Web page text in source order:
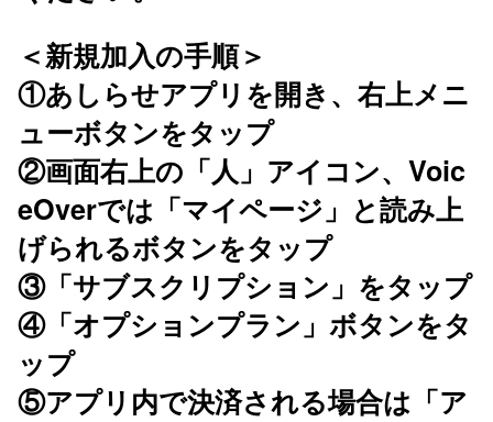
＜新規加入の手順＞
①あしらせアプリを開き、右上メニ
ューボタンをタップ
②画面右上の「人」アイコン、Voic
eOverでは「マイページ」と読み上
げられるボタンをタップ
③「サブスクリプション」をタップ
④「オプションプラン」ボタンをタ
ップ
⑤アプリ内で決済される場合は「ア